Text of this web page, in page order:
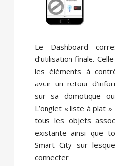
Le Dashboard
d’utilisation finale.
les éléments à
avoir un retour
sur sa domotique
L’onglet « liste à plat
tous les objets
existante ainsi que
Smart City sur
connecter.